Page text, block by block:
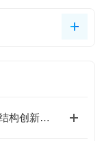
解决卡阻与泄漏难题：气动耐磨插板阀的结构创新与应用实践